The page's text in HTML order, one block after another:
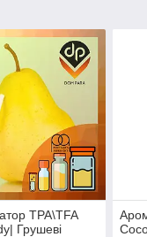
TPA\TFA
Грушеві